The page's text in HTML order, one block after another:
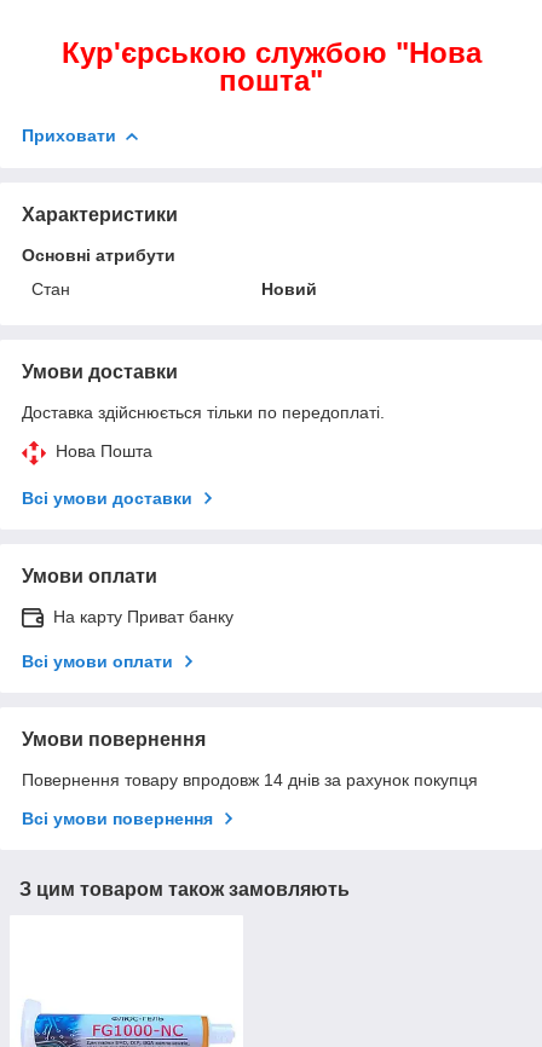
Кур'єрською службою "Нова
пошта"
Приховати
Характеристики
Основні атрибути
Стан
Новий
Умови доставки
Доставка здійснюється тільки по передоплаті.
Нова Пошта
Всі умови доставки
Умови оплати
На карту Приват банку
Всі умови оплати
Умови повернення
Повернення товару впродовж 14 днів за рахунок покупця
Всі умови повернення
З цим товаром також замовляють